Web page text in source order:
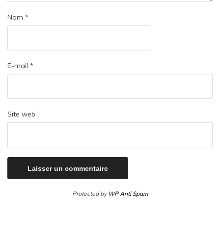
Nom *
E-mail *
Site web
Protected by WP Anti Spam